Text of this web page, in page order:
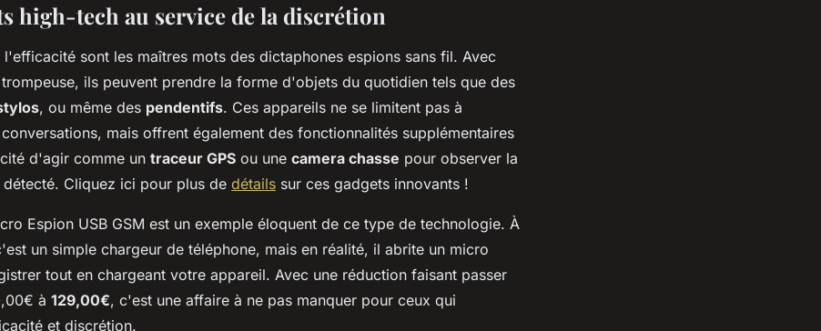
high-tech au service de la discrétion
sont les maîtres mots des dictaphones espions sans fil. Avec
ils peuvent prendre la forme d'objets du quotidien tels que des
, ou même des pendentifs. Ces appareils ne se limitent pas à
mais offrent également des fonctionnalités supplémentaires
d'agir comme un traceur GPS ou une camera chasse pour observer la
détecté. Cliquez ici pour plus de détails sur ces gadgets innovants !
Espion USB GSM est un exemple éloquent de ce type de technologie. À
un simple chargeur de téléphone, mais en réalité, il abrite un micro
tout en chargeant votre appareil. Avec une réduction faisant passer
à 129,00€, c'est une affaire à ne pas manquer pour ceux qui
et discrétion.